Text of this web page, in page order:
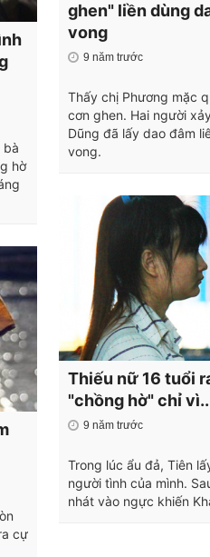
bà
hờ
cự
ghen" liền dùng
vong
9 năm trước
Thấy chị Phương mặc
cơn ghen. Hai người
Dũng đã lấy dao đâm
vong.
Thiếu nữ 16 tuổi
"chồng hờ" chỉ
9 năm trước
Trong lúc ẩu đả, Tiên
người tình của mình.
nhát vào ngực khiến